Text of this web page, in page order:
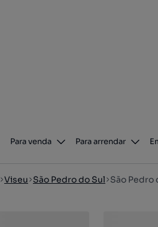
Para venda Para arrendar
Viseu São Pedro do Sul São Pedro